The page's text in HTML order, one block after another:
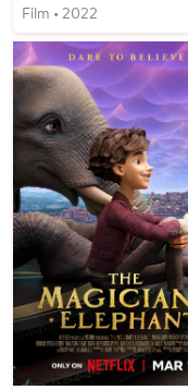
Film • 2022